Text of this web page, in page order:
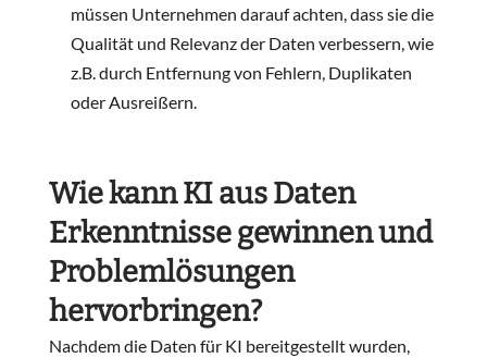
müssen Unternehmen darauf achten, dass sie die
Qualität und Relevanz der Daten verbessern, wie
z.B. durch Entfernung von Fehlern, Duplikaten
oder Ausreißern.
Wie kann KI aus Daten
Erkenntnisse gewinnen und
Problemlösungen
hervorbringen?
Nachdem die Daten für KI bereitgestellt wurden,